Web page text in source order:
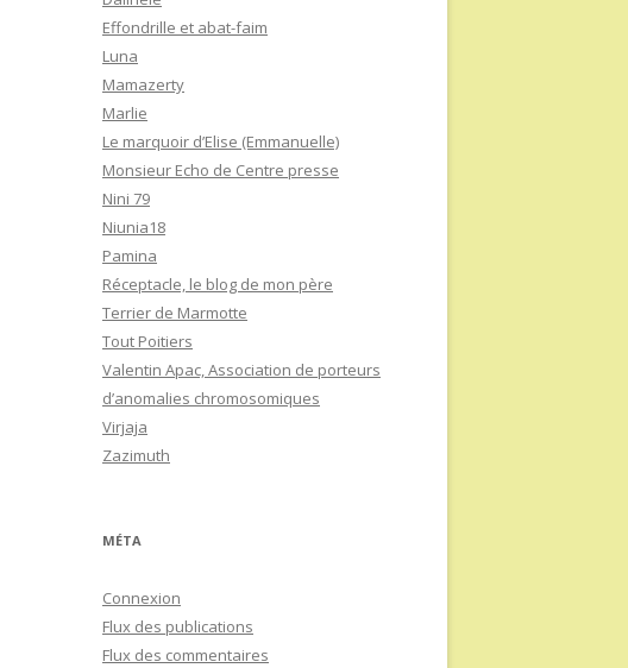
Effondrille et abat-faim
Luna
Mamazerty
Marlie
Le marquoir d’Elise (Emmanuelle)
Monsieur Echo de Centre presse
Nini 79
Niunia18
Pamina
Réceptacle, le blog de mon père
Terrier de Marmotte
Tout Poitiers
Valentin Apac, Association de porteurs
d’anomalies chromosomiques
Virjaja
Zazimuth
MÉTA
Connexion
Flux des publications
Flux des commentaires